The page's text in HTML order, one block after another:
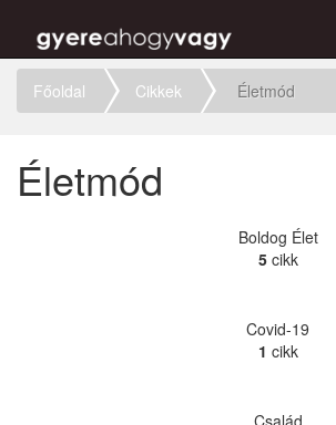
Főoldal
Cikkek Életmód
Életmód
Boldog Élet
5cikk
Covid-19
1 cikk
Család